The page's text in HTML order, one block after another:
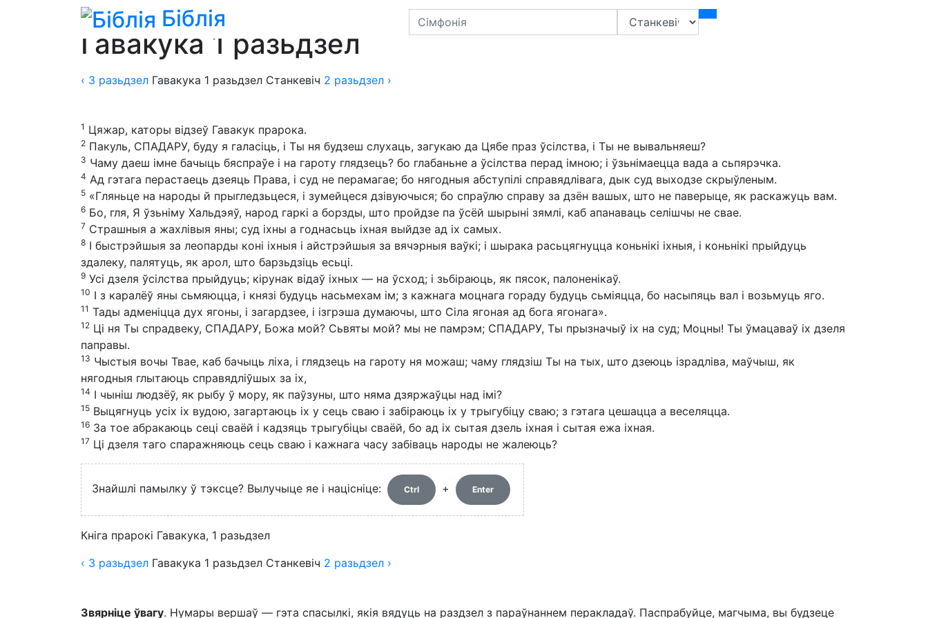
Біблія
Біблія» Пераклады»Пераклад Яна Станкевіча
Гавакука 1 разьдзел
‹ 3 разьдзел Гавакука 1 разьдзел Станкевіч 2 разьдзел ›
1 Цяжар, каторы відзеў Гавакук прарока.
2 Пакуль, СПАДАРУ, буду я галасіць, і Ты ня будзеш слухаць, загукаю да Цябе праз ўсілства, і Ты не вывальняеш?
3 Чаму даеш імне бачыць бяспраўе і на гароту глядзець? бо глабаньне а ўсілства перад імною; і ўзьнімаецца вада а сьпярэчка.
4 Ад гэтага перастаець дзеяць Права, і суд не перамагае; бо нягодныя абступілі справядлівага, дык суд выходзе скрыўленым.
5 «Гляньце на народы й прыгледзьцеся, і зумейцеся дзівуючыся; бо спраўлю справу за дзён вашых, што не паверыце, як раскажуць вам.
6 Бо, гля, Я ўзьніму Хальдэяў, народ гаркі а борзды, што пройдзе па ўсёй шырыні зямлі, каб апанаваць селішчы не свае.
7 Страшныя а жахлівыя яны; суд іхны а годнасьць іхная выйдзе ад іх самых.
8 І быстрэйшыя за леопарды коні іхныя і айстрэйшыя за вячэрныя ваўкі; і шырака расьцягнуцца коньнікі іхныя, і коньнікі прыйдуць
здалеку, палятуць, як арол, што барзьдзіць есьці.
9 Усі дзеля ўсілства прыйдуць; кірунак відаў іхных — на ўсход; і зьбіраюць, як пясок, палоненікаў.
10 І з каралёў яны сьмяюцца, і князі будуць насьмехам ім; з кажнага моцнага гораду будуць сьміяцца, бо насыпяць вал і возьмуць яго.
11 Тады адменіцца дух ягоны, і загардзее, і ізгрэша думаючы, што Сіла ягоная ад бога ягонага».
12 Ці ня Ты спрадвеку, СПАДАРУ, Божа мой? Сьвяты мой? мы не памрэм; СПАДАРУ, Ты прызначыў іх на суд; Моцны! Ты ўмацаваў іх дзеля
паправы.
13 Чыстыя вочы Твае, каб бачыць ліха, і глядзець на гароту ня можаш; чаму глядзіш Ты на тых, што дзеюць ізрадліва, маўчыш, як
нягодныя глытаюць справядліўшых за іх,
14 І чыніш людзёў, як рыбу ў мору, як паўзуны, што няма дзяржаўцы над імі?
15 Выцягнуць усіх іх вудою, загартаюць іх у сець сваю і забіраюць іх у трыгубіцу сваю; з гэтага цешацца а веселяцца.
16 За тое абракаюць сеці сваёй і кадзяць трыгубіцы сваёй, бо ад іх сытая дзель іхная і сытая ежа іхная.
17 Ці дзеля таго спаражняюць сець сваю і кажнага часу забіваць народы не жалеюць?
Знайшлі памылку ў тэксце? Вылучыце яе і націсніце: Ctrl + Enter
Кніга прарокі Гавакука, 1 разьдзел
‹ 3 разьдзел Гавакука 1 разьдзел Станкевіч 2 разьдзел ›
Звярніце ўвагу. Нумары вершаў — гэта спасылкі, якія вядуць на раздзел з параўнаннем перакладаў. Паспрабуйце, магчыма, вы будзеце